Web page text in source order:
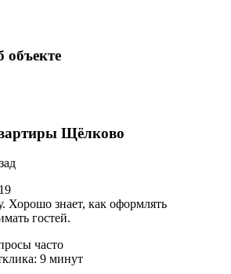
объекте
Щёлково
Хорошо знает, как оформлять
гостей.
часто
9 минут